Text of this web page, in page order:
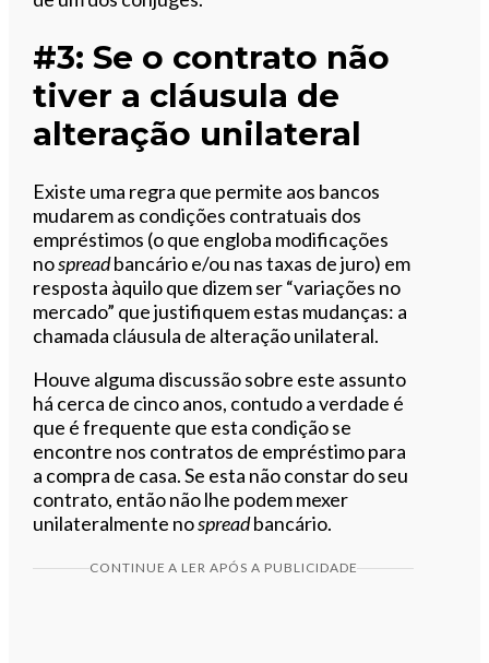
#3: Se o contrato não
tiver a cláusula de
alteração unilateral
Existe uma regra que permite aos bancos
mudarem as condições contratuais dos
empréstimos (o que engloba modificações
nospreadbancário e/ou nas taxas de juro) em
resposta àquilo que dizem ser “variações no
mercado” que justifiquem estas mudanças: a
chamada cláusula de alteração unilateral.
Houve alguma discussão sobre este assunto
há cerca de cinco anos, contudo a verdade é
que é frequente que esta condição se
encontre nos contratos de empréstimo para
a compra de casa. Se esta não constar do seu
contrato, então não lhe podem mexer
unilateralmente nospreadbancário.
CONTINUE A LER APÓS A PUBLICIDADE